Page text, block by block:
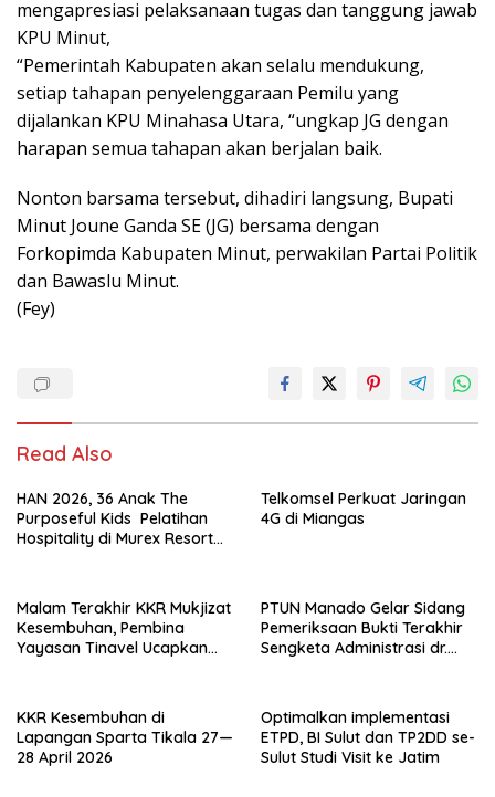
mengapresiasi pelaksanaan tugas dan tanggung jawab
KPU Minut,
“Pemerintah Kabupaten akan selalu mendukung,
setiap tahapan penyelenggaraan Pemilu yang
dijalankan KPU Minahasa Utara, “ungkap JG dengan
harapan semua tahapan akan berjalan baik.
Nonton barsama tersebut, dihadiri langsung, Bupati
Minut Joune Ganda SE (JG) bersama dengan
Forkopimda Kabupaten Minut, perwakilan Partai Politik
dan Bawaslu Minut.
(Fey)
Read Also
HAN 2026, 36 Anak The
Purposeful Kids Pelatihan
Hospitality di Murex Resort
Telkomsel Perkuat Jaringan
4G di Miangas
Malam Terakhir KKR Mukjizat
Kesembuhan, Pembina
Yayasan Tinavel Ucapkan
PTUN Manado Gelar Sidang
Pemeriksaan Bukti Terakhir
Sengketa Administrasi dr.
KKR Kesembuhan di
Lapangan Sparta Tikala 27—
28 April 2026
Optimalkan implementasi
ETPD, BI Sulut dan TP2DD se-
Sulut Studi Visit ke Jatim